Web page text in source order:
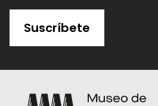
Suscríbete